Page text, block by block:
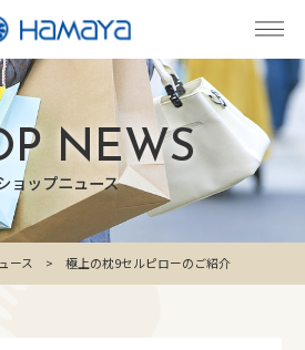
NEWS
ョップニュース
ース 極上の枕9セルピローのご紹介